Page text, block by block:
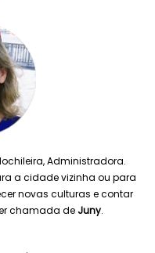
Administradora.
a cidade vizinha ou para
novas culturas e contar
chamada de Juny.